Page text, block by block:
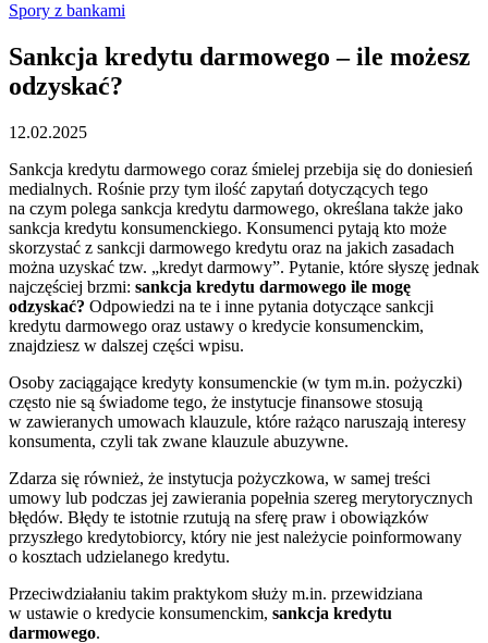
Spory z bankami
Sankcja kredytu darmowego – ile możesz
odzyskać?
12.02.2025
Sankcja kredytu darmowego coraz śmielej przebija się do doniesień
medialnych. Rośnie przy tym ilość zapytań dotyczących tego
na czym polega sankcja kredytu darmowego, określana także jako
sankcja kredytu konsumenckiego. Konsumenci pytają kto może
skorzystać z sankcji darmowego kredytu oraz na jakich zasadach
można uzyskać tzw. „kredyt darmowy”. Pytanie, które słyszę jednak
najczęściej brzmi: sankcja kredytu darmowego ile mogę
odzyskać? Odpowiedzi na te i inne pytania dotyczące sankcji
kredytu darmowego oraz ustawy o kredycie konsumenckim,
znajdziesz w dalszej części wpisu.
Osoby zaciągające kredyty konsumenckie (w tym m.in. pożyczki)
często nie są świadome tego, że instytucje finansowe stosują
w zawieranych umowach klauzule, które rażąco naruszają interesy
konsumenta, czyli tak zwane klauzule abuzywne.
Zdarza się również, że instytucja pożyczkowa, w samej treści
umowy lub podczas jej zawierania popełnia szereg merytorycznych
błędów. Błędy te istotnie rzutują na sferę praw i obowiązków
przyszłego kredytobiorcy, który nie jest należycie poinformowany
o kosztach udzielanego kredytu.
Przeciwdziałaniu takim praktykom służy m.in. przewidziana
w ustawie o kredycie konsumenckim, sankcja kredytu
darmowego.